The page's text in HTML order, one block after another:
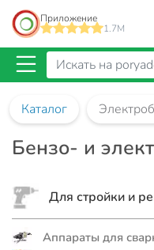
Приложение
1.7M
Каталог
Бензо- и
Для стройки и
Аппараты для